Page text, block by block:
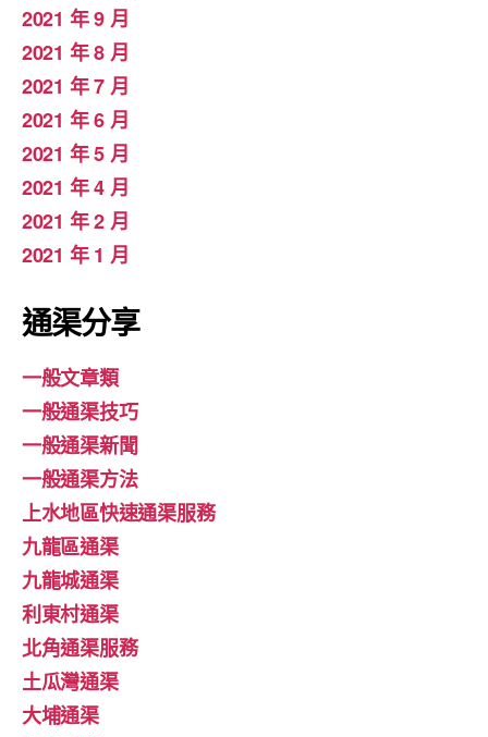
2021 年 9 月
2021 年 8 月
2021 年 7 月
2021 年 6 月
2021 年 5 月
2021 年 4 月
2021 年 2 月
2021 年 1 月
通渠分享
一般文章類
一般通渠技巧
一般通渠新聞
一般通渠方法
上水地區快速通渠服務
九龍區通渠
九龍城通渠
利東村通渠
北角通渠服務
土瓜灣通渠
大埔通渠